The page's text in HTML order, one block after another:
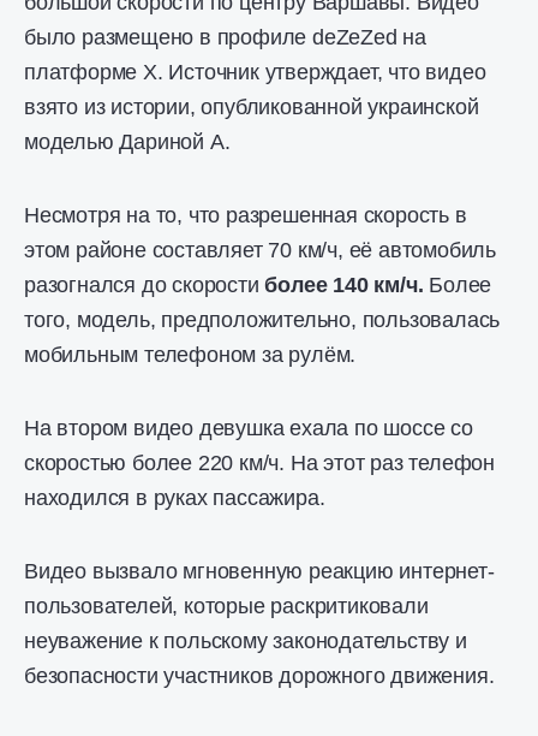
было размещено в профиле deZeZed на
платформе X. Источник утверждает, что видео
взято из истории, опубликованной украинской
моделью Дариной А.
Несмотря на то, что разрешенная скорость в
этом районе составляет 70 км/ч, её автомобиль
разогнался до скоростиболее 140 км/ч. Более
того, модель, предположительно, пользовалась
мобильным телефоном за рулём.
На втором видео девушка ехала по шоссе со
скоростью более 220 км/ч. На этот раз телефон
находился в руках пассажира.
Видео вызвало мгновенную реакцию интернет-
пользователей, которые раскритиковали
неуважение к польскому законодательству и
безопасности участников дорожного движения.